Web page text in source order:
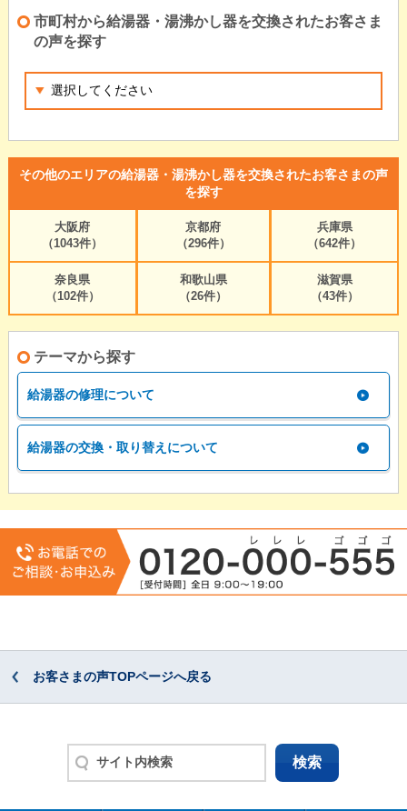
市町村から給湯器・湯沸かし器を交換されたお客さま
の声を探す
その他のエリアの給湯器・湯沸かし器を交換されたお客さまの声
を探す
大阪府
（1043件）
京都府
（296件）
兵庫県
（642件）
奈良県
（102件）
和歌山県
（26件）
滋賀県
（43件）
テーマから探す
給湯器の修理について
給湯器の交換・取り替えについて
お客さまの声TOPページへ戻る